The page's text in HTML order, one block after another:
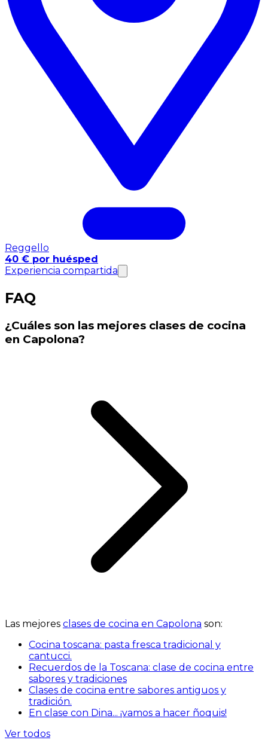
Reggello
40 € por huésped
Experiencia compartida
FAQ
¿Cuáles son las mejores clases de cocina
en Capolona?
Las mejores clases de cocina en Capolona son:
Cocina toscana: pasta fresca tradicional y
cantucci.
Recuerdos de la Toscana: clase de cocina entre
sabores y tradiciones
Clases de cocina entre sabores antiguos y
tradición.
En clase con Dina... ¡vamos a hacer ñoquis!
Ver todos